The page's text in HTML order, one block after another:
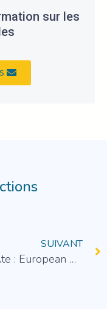
sur les
SUIVANT
Cr.E.Ate : European Atelier of Crafts